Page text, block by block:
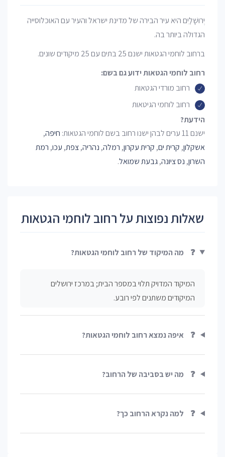
יְרוּשָׁלַיִם היא עיר הבירה של מדינת ישראל והעיר עם האוכלוסייה
הגדולה ביותר בה.
ברחוב לוחמי הגטאות ישנם 25 בתים עם 25 מיקודים שונים.
רחוב לוחמי הגטאות ידוע גם בשם:
רחוב מורדי הגטאות
רחוב לוחמי הגיטאות
הידעת?
ישנם 11 ערים לבהן ישנו רחוב בשם לוחמי הגטאות:
חיפה,
אשקלון, קרית ים, קרית עקרון, רמלה, נהריה,צפת, עכו, רמת
השרון, נס ציונה,גבעת שמואל.
שאלות נפוצות על רחוב לוחמי הגטאות
❓ מה המיקוד של רחוב לוחמי הגטאות?
המיקוד המדויק תלוי במספר הבית; במרכז ירושלים
המיקודים משתנים לפי רובע.
❓ איפה נמצא רחוב לוחמי הגטאות?
❓ מה יש בסביבה של הרחוב?
❓ למה נקרא הרחוב כך?